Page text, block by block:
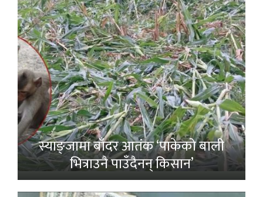
स्याङ्जामा बाँदर आतंक ‘पाकेको बाली
भित्राउनै पाउँदैनन् किसान’